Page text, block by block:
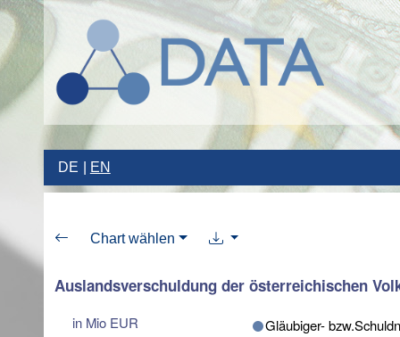
DE EN
Chart wählen
Auslandsverschuldung der österreichischen
in Mio EUR
Gläubiger-